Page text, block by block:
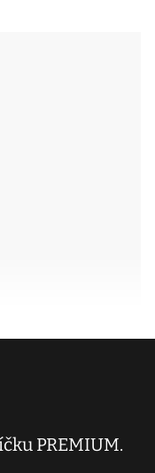
PREMIUM.